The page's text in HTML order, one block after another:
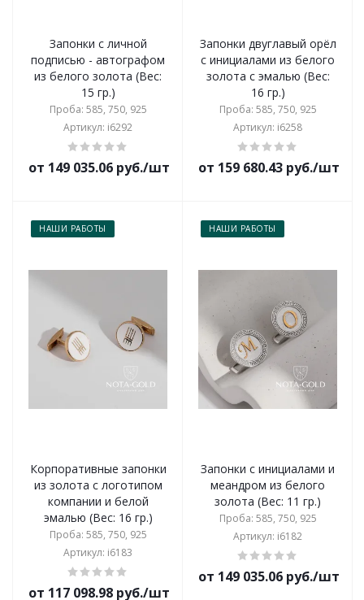
Запонки с личной
подписью - автографом
из белого золота (Вес:
15 гр.)
Проба: 585, 750, 925
Артикул: i6292
от 149 035.06 руб./шт
Запонки двуглавый орёл
с инициалами из белого
золота с эмалью (Вес:
16 гр.)
Проба: 585, 750, 925
Артикул: i6258
от 159 680.43 руб./шт
НАШИ РАБОТЫ
Корпоративные запонки
из золота с логотипом
компании и белой
эмалью (Вес: 16 гр.)
Проба: 585, 750, 925
Артикул: i6183
от 117 098.98 руб./шт
НАШИ РАБОТЫ
Запонки с инициалами и
меандром из белого
золота (Вес: 11 гр.)
Проба: 585, 750, 925
Артикул: i6182
от 149 035.06 руб./шт